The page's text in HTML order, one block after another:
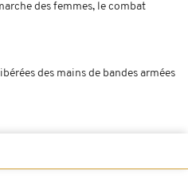
des femmes, le combat
des mains de bandes armées